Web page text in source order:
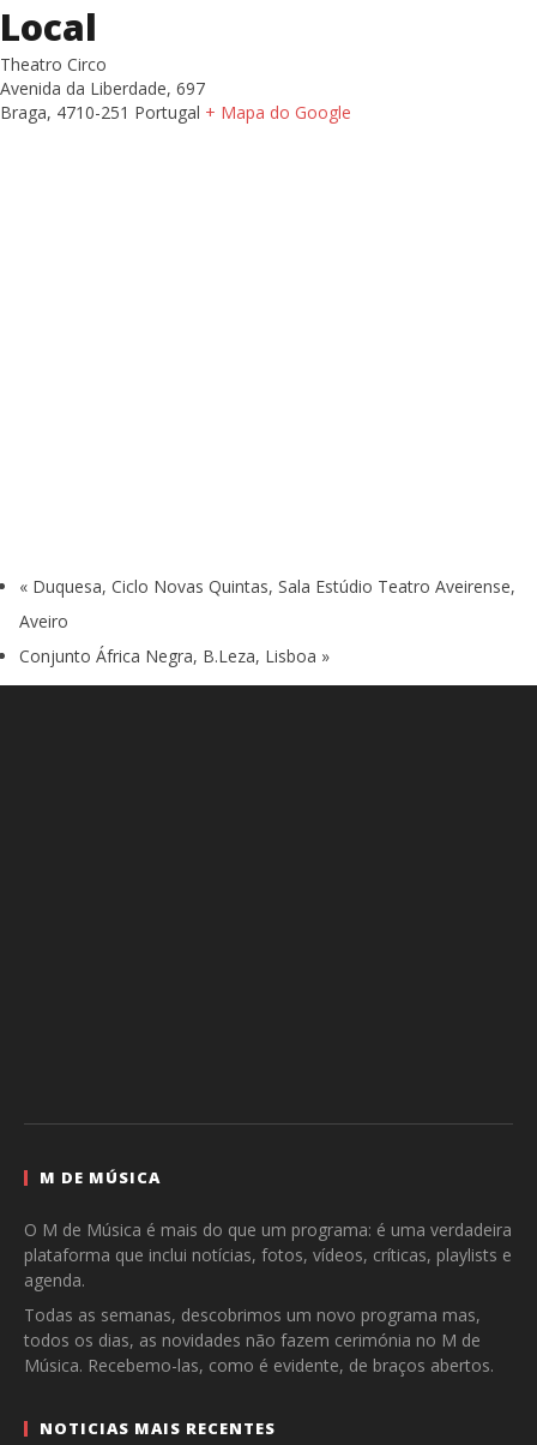
Local
Theatro Circo
Avenida da Liberdade, 697
Braga, 4710-251 Portugal + Mapa do Google
« Duquesa, Ciclo Novas Quintas, Sala Estúdio Teatro Aveirense,
Aveiro
Conjunto África Negra, B.Leza, Lisboa »
M DE MÚSICA
O M de Música é mais do que um programa: é uma verdadeira
plataforma que inclui notícias, fotos, vídeos, críticas, playlists e
agenda.
Todas as semanas, descobrimos um novo programa mas,
todos os dias, as novidades não fazem cerimónia no M de
Música. Recebemo-las, como é evidente, de braços abertos.
NOTICIAS MAIS RECENTES